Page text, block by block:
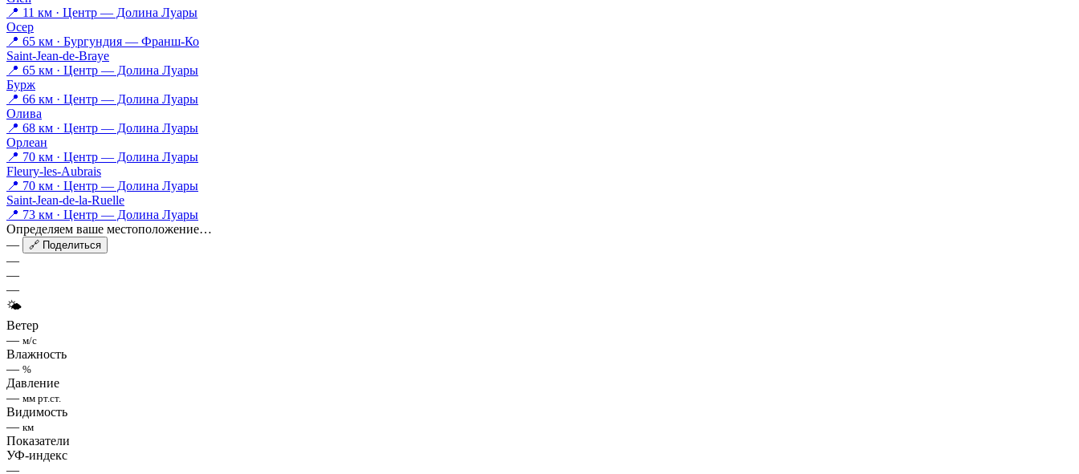
📍 11 км · Центр — Долина Луары
Осер
📍 65 км · Бургундия — Франш-Ко
Saint-Jean-de-Braye
📍 65 км · Центр — Долина Луары
Бурж
📍 66 км · Центр — Долина Луары
Олива
📍 68 км · Центр — Долина Луары
Орлеан
📍 70 км · Центр — Долина Луары
Fleury-les-Aubrais
📍 70 км · Центр — Долина Луары
Saint-Jean-de-la-Ruelle
📍 73 км · Центр — Долина Луары
Определяем ваше местоположение…
—
🔗 Поделиться
—
—
—
🌤
Ветер
— м/с
Влажность
— %
Давление
— мм рт.ст.
Видимость
— км
Показатели
УФ-индекс
—